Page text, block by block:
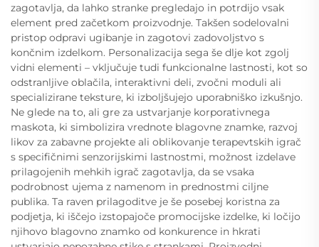
zagotavlja, da lahko stranke pregledajo in potrdijo vsak
element pred začetkom proizvodnje. Takšen sodelovalni
pristop odpravi ugibanje in zagotovi zadovoljstvo s
končnim izdelkom. Personalizacija sega še dlje kot zgolj
vidni elementi – vključuje tudi funkcionalne lastnosti, kot so
odstranljive oblačila, interaktivni deli, zvočni moduli ali
specializirane teksture, ki izboljšujejo uporabniško izkušnjo.
Ne glede na to, ali gre za ustvarjanje korporativnega
maskota, ki simbolizira vrednote blagovne znamke, razvoj
likov za zabavne projekte ali oblikovanje terapevtskih igrač
s specifičnimi senzorijskimi lastnostmi, možnost izdelave
prilagojenih mehkih igrač zagotavlja, da se vsaka
podrobnost ujema z namenom in prednostmi ciljne
publika. Ta raven prilagoditve je še posebej koristna za
podjetja, ki iščejo izstopajoče promocijske izdelke, ki ločijo
njihovo blagovno znamko od konkurence in hkrati